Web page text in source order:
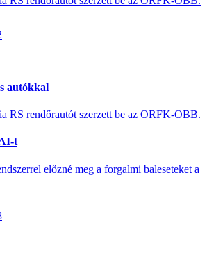
autókkal
RS rendőrautót szerzett be az ORFK-OBB.
t
előzné meg a forgalmi baleseteket a